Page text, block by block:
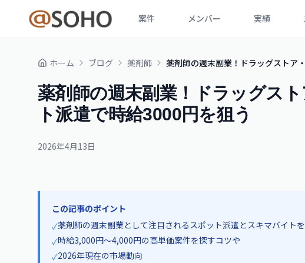
案件 メンバー 実績
ホーム ブログ 薬剤師 薬剤師の週末副業！ドラッグストア
薬剤師の週末副業！ドラッグス
ト派遣で時給3000円を狙う
2026年4月13日
この記事のポイント
✓薬剤師の週末副業として注目されるスポット派遣とスキマバイト
✓時給3,000円〜4,000円の高単価案件を探すコツや
✓2026年現在の市場動向